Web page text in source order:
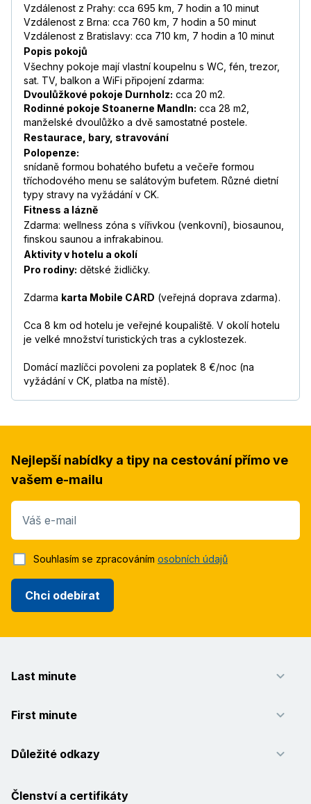
Vzdálenost z Prahy: cca 695 km, 7 hodin a 10 minut
Vzdálenost z Brna: cca 760 km, 7 hodin a 50 minut
Vzdálenost z Bratislavy: cca 710 km, 7 hodin a 10 minut
Popis pokojů
Všechny pokoje mají vlastní koupelnu s WC, fén, trezor,
sat. TV, balkon a WiFi připojení zdarma:
Dvoulůžkové pokoje Durnholz: cca 20 m2.
Rodinné pokoje Stoanerne Mandln: cca 28 m2,
manželské dvoulůžko a dvě samostatné postele.
Restaurace, bary, stravování
Polopenze:
snídaně formou bohatého bufetu a večeře formou
tříchodového menu se salátovým bufetem. Různé dietní
typy stravy na vyžádání v CK.
Fitness a lázně
Zdarma: wellness zóna s vířivkou (venkovní), biosaunou,
finskou saunou a infrakabinou.
Aktivity v hotelu a okolí
Pro rodiny: dětské židličky.
Zdarma karta Mobile CARD (veřejná doprava zdarma).
Cca 8 km od hotelu je veřejné koupaliště. V okolí hotelu
je velké množství turistických tras a cyklostezek.
Domácí mazlíčci povoleni za poplatek 8 €/noc (na
vyžádání v CK, platba na místě).
Nejlepší nabídky a tipy na cestování přímo ve
vašem e-mailu
Váš e-mail
Chci odebírat
Souhlasím se zpracováním osobních údajů
Last minute
First minute
Důležité odkazy
Členství a certifikáty